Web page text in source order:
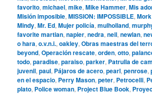
favorito,michael,mike,Mike Hammer,Mis
Misión imposible,MISSION: IMPOSSIBLE,
Mindy,Mr. Ed,Mujer policía,mulholland,
favorite martian,napier,nedra,neil,newlan,
o hara,o.v.n.i.,oakley,Obras maestras del
beyond,Operación rescate,orden,otto,
todo,paradise,paraiso,parker, Patrulla de
juvenil,paul, Pájaros de acero,pearl,penrose,
en el espacio, Perry Mason,peter, Petrocelli,
plato, Police woman, Project Blue Book,